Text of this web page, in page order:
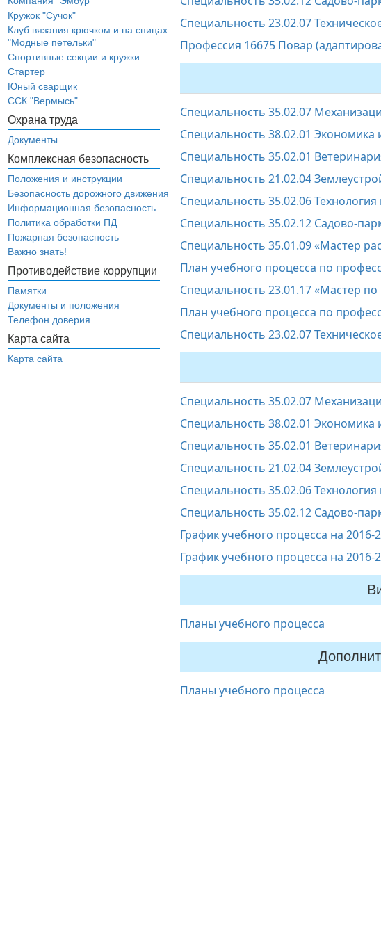
Кружок "Сучок"
Клуб вязания крючком и на спицах
"Модные петельки"
Спортивные секции и кружки
Стартер
Юный сварщик
ССК "Вермысь"
Охрана труда
Документы
Комплексная безопасность
Положения и инструкции
Безопасность дорожного движения
Информационная безопасность
Политика обработки ПД
Пожарная безопасность
Важно знать!
Противодействие коррупции
Памятки
Документы и положения
Телефон доверия
Карта сайта
Карта сайта
Специальность 23.02.07
Профессия 16675 Повар
Специальность 35.02.07
Специальность 38.02.01 Экономика
Специальность 35.02.01
Специальность 21.02.04
Специальность 35.02.06
Специальность 35.02.12 Садово-
Специальность 35.01.09 «Мастер
План учебного процесса по
Специальность 23.01.17 «Мастер
План учебного процесса по
Специальность 23.02.07
Специальность 35.02.07
Специальность 38.02.01 Экономика
Специальность 35.02.01
Специальность 21.02.04
Специальность 35.02.06
Специальность 35.02.12 Садово-
График учебного процесса на
График учебного процесса на
Планы учебного процесса
Планы учебного процесса